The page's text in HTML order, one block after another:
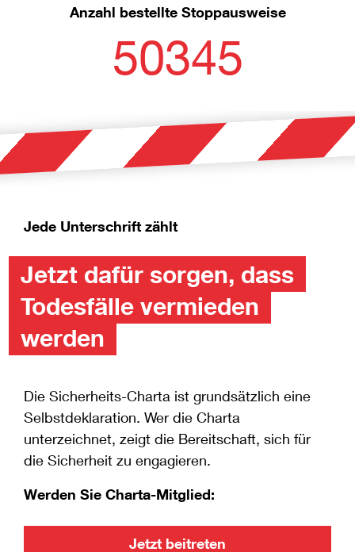
Anzahl bestellte Stoppausweise
50345
Jede Unterschrift zählt
Jetzt dafür sorgen, dass
Todesfälle vermieden
werden
Die Sicherheits-Charta ist grundsätzlich eine
Selbstdeklaration. Wer die Charta
unterzeichnet, zeigt die Bereitschaft, sich für
die Sicherheit zu engagieren.
Werden Sie Charta-Mitglied:
Jetzt beitreten